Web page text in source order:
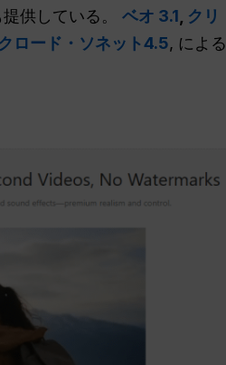
供している。 ベオ 3.1 クリ
ロード・ソネット4.5, による